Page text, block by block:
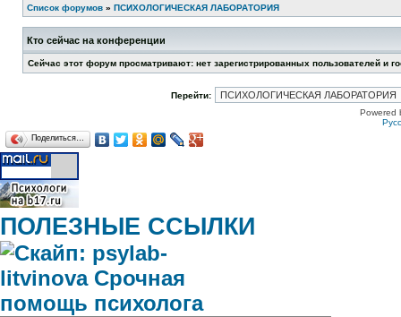
Список форумов » ПСИХОЛОГИЧЕСКАЯ ЛАБОРАТОРИЯ
Кто сейчас на конференции
Сейчас этот форум просматривают: нет зарегистрированных пользователей и
Перейти:
Powered
Поделиться…
ПОЛЕЗНЫЕ ССЫЛКИ